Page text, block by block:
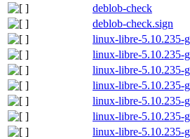
deblob-check
deblob-check.sign
linux-libre-5.10.235-
linux-libre-5.10.235-
linux-libre-5.10.235-
linux-libre-5.10.235-
linux-libre-5.10.235-
linux-libre-5.10.235-
linux-libre-5.10.235-